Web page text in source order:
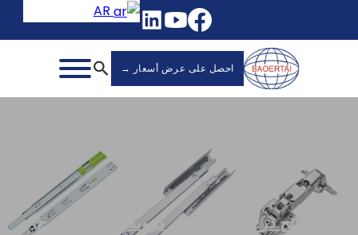
احصل على عرض أسعار →
شرائح درج ذات محامل كروية, شرائح الدرج